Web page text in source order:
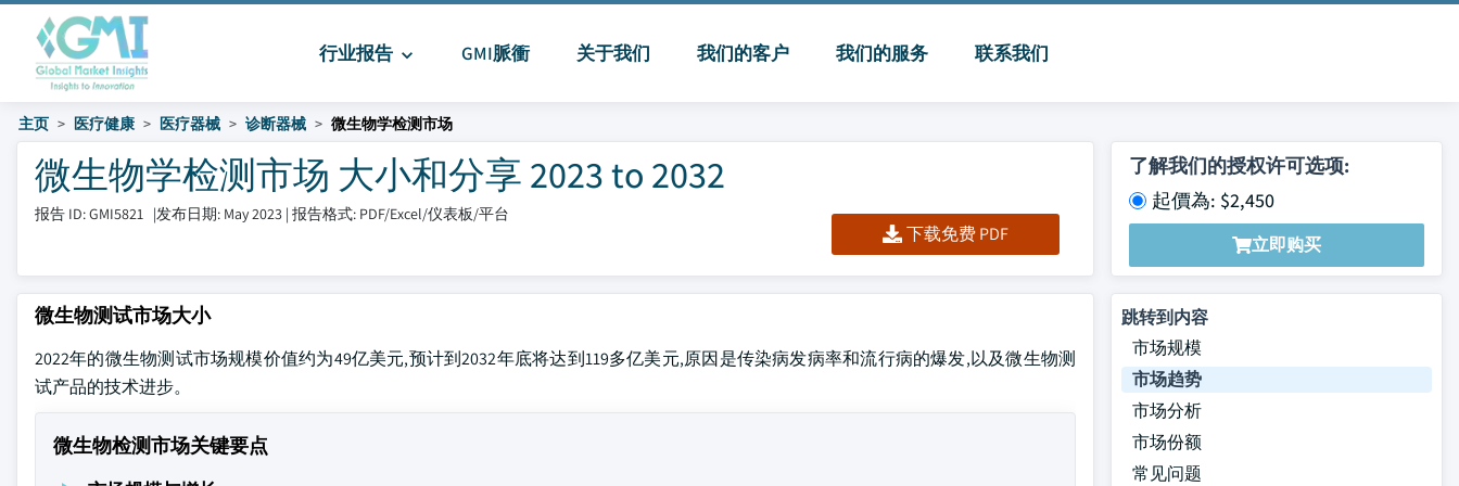
行业报告 GMI脈衝 关于我们 我们的客户 我们的服务 联系我们
主页 医疗健康 医疗器械 诊断器械 微生物学检测市场
微生物学检测市场 大小和分享 2023 to 2032
报告 ID: GMI5821 |发布日期: May 2023 | 报告格式: PDF/Excel/仪表板/平台
下载免费 PDF
了解我们的授权许可选项:
起價為: $2,450
立即购买
微生物测试市场大小
2022年的微生物测试市场规模价值约为49亿美元,预计到2032年底将达到119多亿美元,原因是传染病发病率和流行病的爆发,以及微生物测
试产品的技术进步。
微生物检测市场关键要点
跳转到内容
市场规模
市场趋势
市场分析
市场份额
常见问题